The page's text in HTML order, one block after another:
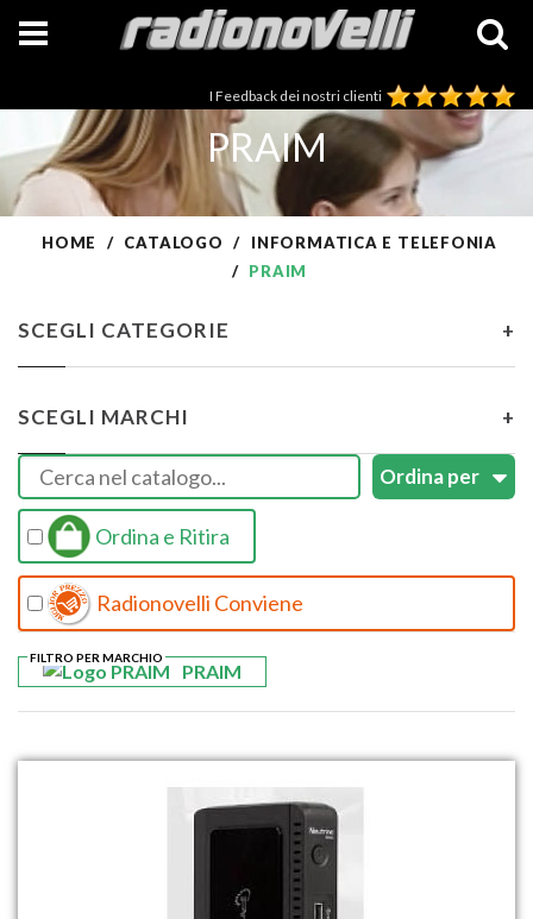
I Feedback dei nostri clienti
PRAIM
HOME CATALOGO
INFORMATICA E TELEFONIA
PRAIM
SCEGLI CATEGORIE +
SCEGLI MARCHI +
Ordina e Ritira
Radionovelli Conviene
PRAIM
FILTRO PER MARCHIO